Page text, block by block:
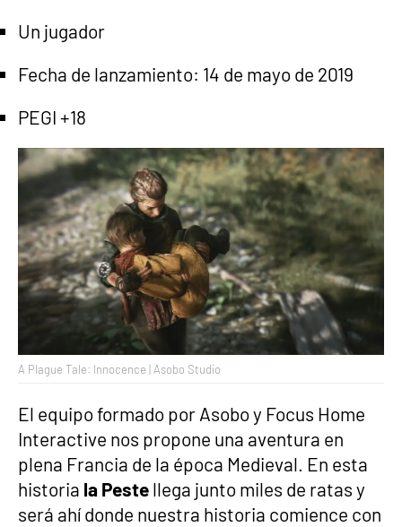
Un jugador
Fecha de lanzamiento: 14 de mayo de 2019
PEGI +18
A Plague Tale: Innocence | Asobo Studio
El equipo formado por Asobo y Focus Home
Interactive nos propone una aventura en
plena Francia de la época Medieval. En esta
historia la Peste llega junto miles de ratas y
será ahí donde nuestra historia comience con